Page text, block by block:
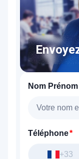
Nom Prénom
Téléphone
+33